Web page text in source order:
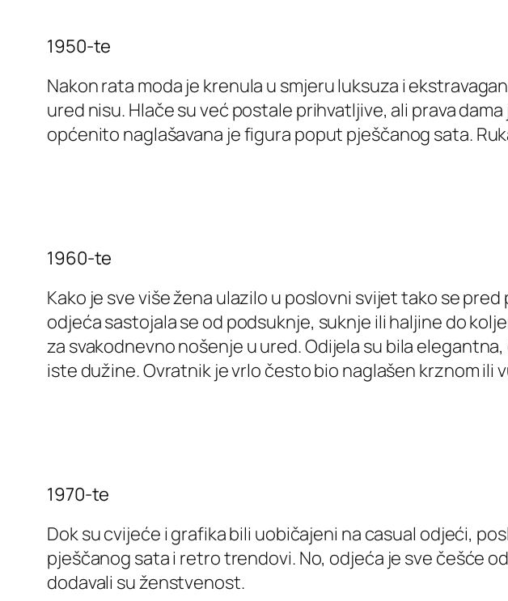
1950-te
Nakon rata moda je krenula u smjeru luksuza i
ured nisu. Hlače su već postale prihvatljive, ali prava
općenito naglašavana je figura poput pješčanog sata.
1960-te
Kako je sve više žena ulazilo u poslovni svijet tako se
odjeća sastojala se od podsuknje, suknje ili haljine do
za svakodnevno nošenje u ured. Odijela su bila
iste dužine. Ovratnik je vrlo često bio naglašen krznom ili
1970-te
Dok su cvijeće i grafika bili uobičajeni na casual odjeći,
pješčanog sata i retro trendovi. No, odjeća je sve češće
dodavali su ženstvenost.